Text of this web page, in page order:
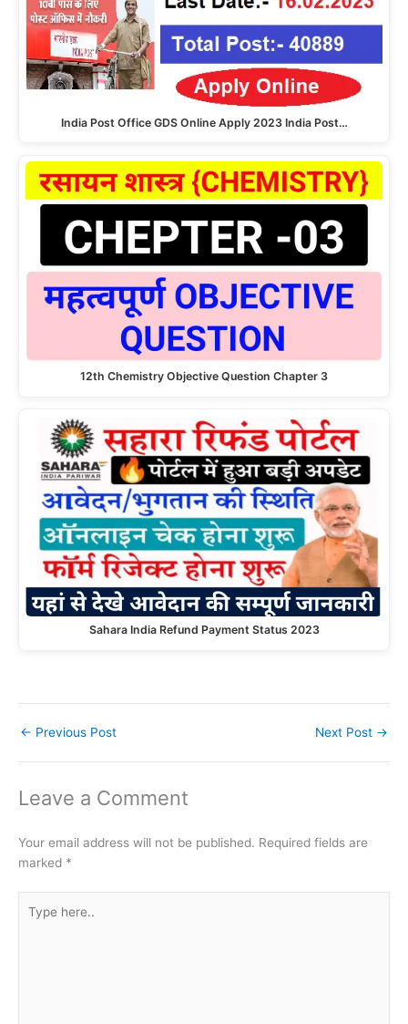
India Post Office GDS Online Apply 2023 India Post…
12th Chemistry Objective Question Chapter 3
Sahara India Refund Payment Status 2023
← Previous Post Next Post →
Leave a Comment
Your email address will not be published. Required fields are
marked *
here..